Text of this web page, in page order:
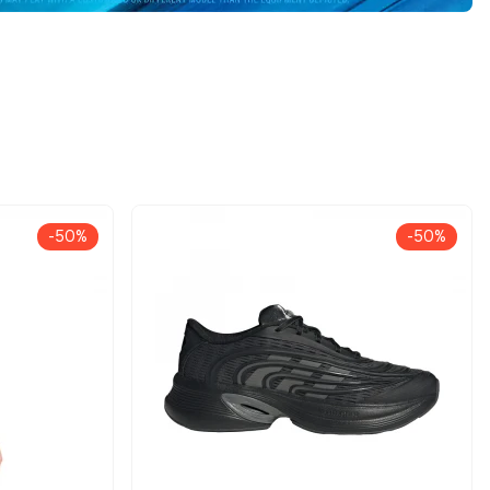
-50% -50%